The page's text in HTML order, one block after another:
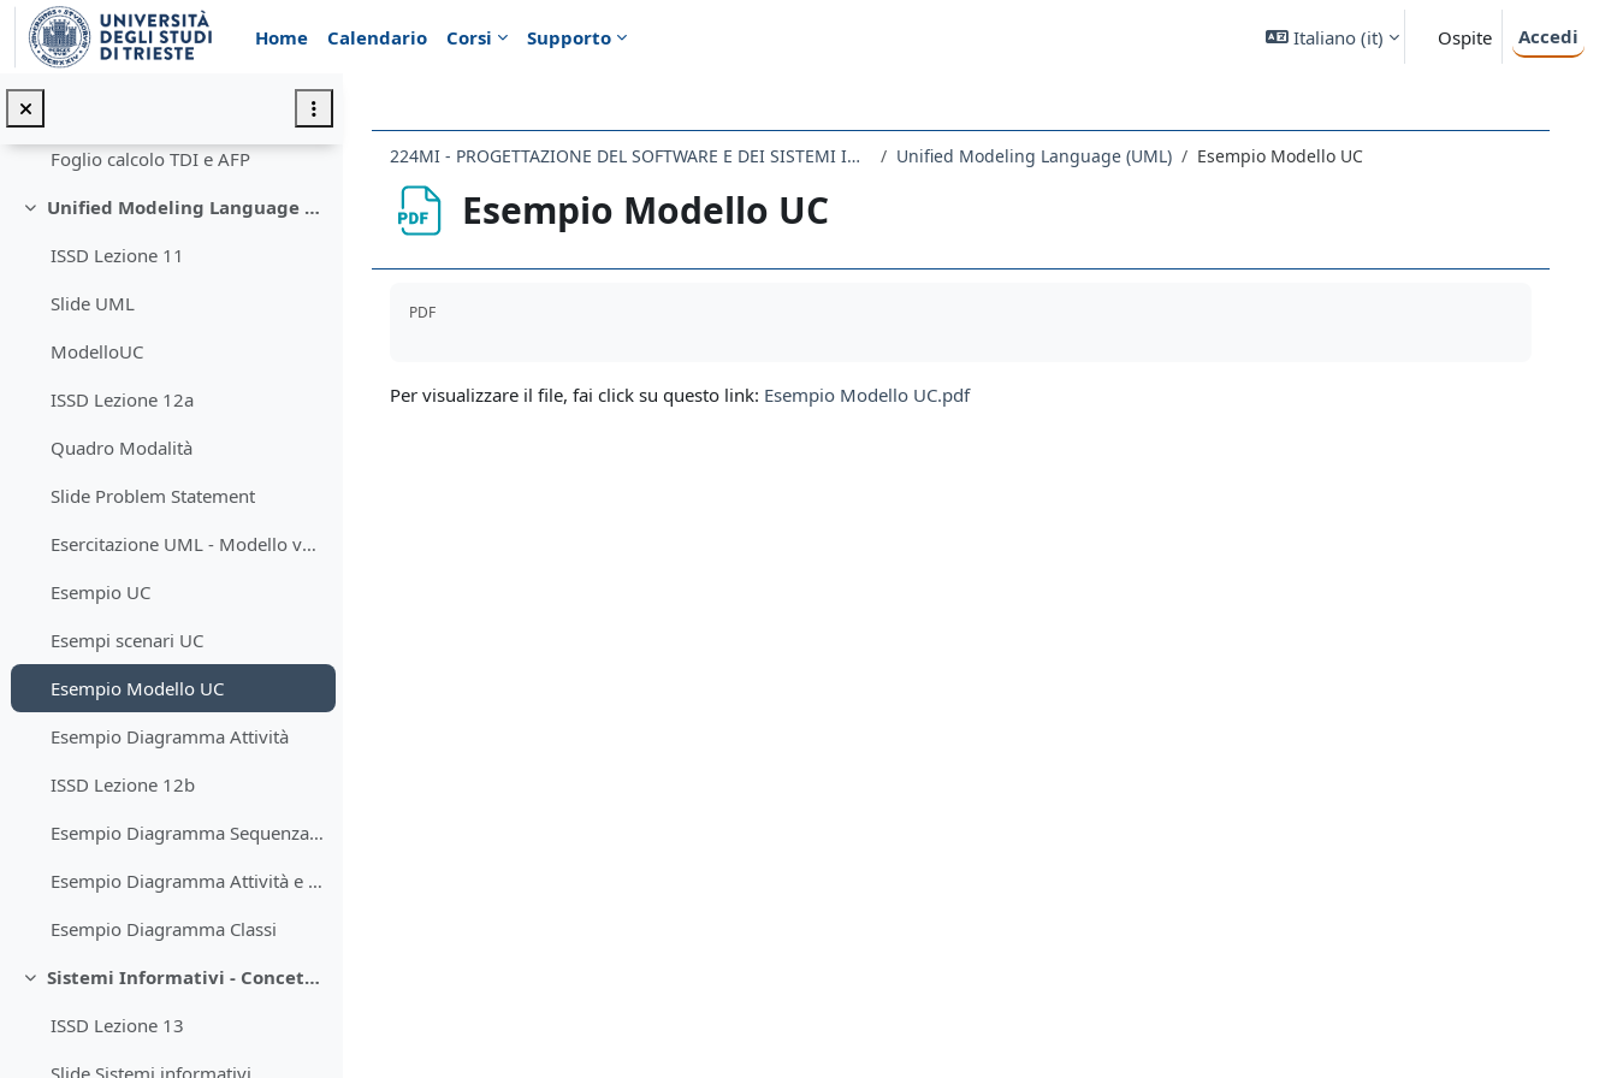
Vai al contenuto principale
Home
Calendario Corsi Supporto Italiano ‎(it)‎ Ospite Accedi
Slide VAF
ISSD Lezione 10b
Esercitazione - FP - Modello vuoto per soluzione (II parte)
Foglio calcolo TDI e AFP
Minimizza
Unified Modeling Language (UML)
ISSD Lezione 11
Slide UML
ModelloUC
ISSD Lezione 12a
Quadro Modalità
Slide Problem Statement
Esercitazione UML - Modello vuoto per soluzione
Esempio UC
Esempi scenari UC
Esempio Modello UC
Esempio Diagramma Attività
ISSD Lezione 12b
Esempio Diagramma Sequenza cliente insolvente
Esempio Diagramma Attività e Diagramma Sequenza
Esempio Diagramma Classi
Minimizza
Sistemi Informativi - Concetti, evoluzione, criteri per la progettazione
ISSD Lezione 13
224MI - PROGETTAZIONE DEL SOFTWARE E DEI SISTEMI INFORMATIVI 2021 Unified Modeling Language (UML) Esempio Modello UC
Esempio Modello UC
PDF
Per visualizzare il file, fai click su questo link: Esempio Modello UC.pdf